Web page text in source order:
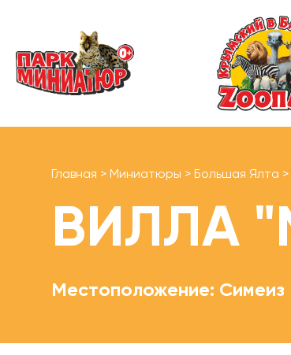
Главная > Миниатюры > Большая Ялта >
ВИЛЛА
Местоположение: Симеиз